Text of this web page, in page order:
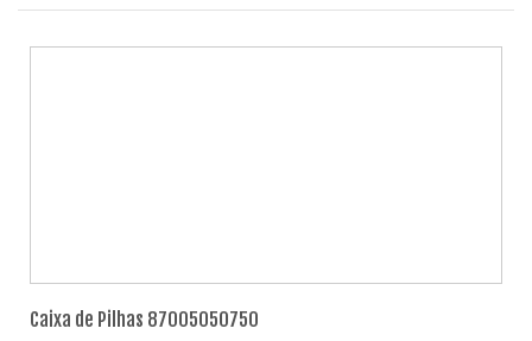
Caixa de Pilhas 87005050750